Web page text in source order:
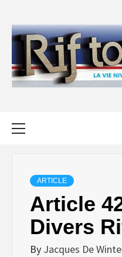
content
ARTICLE
Article
Divers
By Jacques De